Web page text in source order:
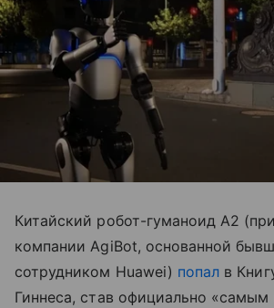
Китайский робот-гуманоид A2
компании AgiBot, основанной
сотрудником Huawei) попал в
Гиннеса, став официально